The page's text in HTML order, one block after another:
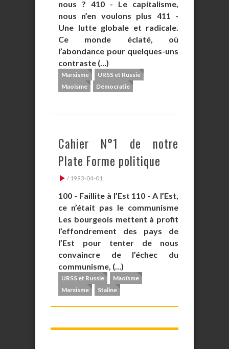
nous ? 410 - Le capitalisme,
nous n’en voulons plus 411 -
Une lutte globale et radicale.
Ce monde éclaté, où
l’abondance pour quelques-uns
contraste (…)
Marxisme
URSS et Russie
Maoïsme
Démocratie
Cahier N°1 de notre
Plate Forme politique
/ 1993-04-01
100 - Faillite à l’Est 110 - A l’Est,
ce n’était pas le communisme
Les bourgeois mettent à profit
l’effondrement des pays de
l’Est pour tenter de nous
convaincre de l’échec du
communisme, (…)
URSS et Russie
Maoïsme
Marxisme
Staline